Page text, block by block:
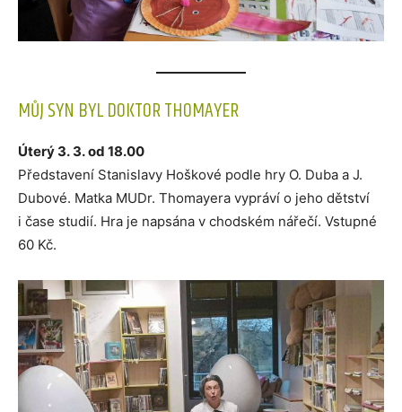
MŮJ SYN BYL DOKTOR THOMAYER
Úterý 3. 3. od 18.00
Představení Stanislavy Hoškové podle hry O. Duba a J.
Dubové. Matka MUDr. Thomayera vypráví o jeho dětství
i čase studií. Hra je napsána v chodském nářečí. Vstupné
60 Kč.